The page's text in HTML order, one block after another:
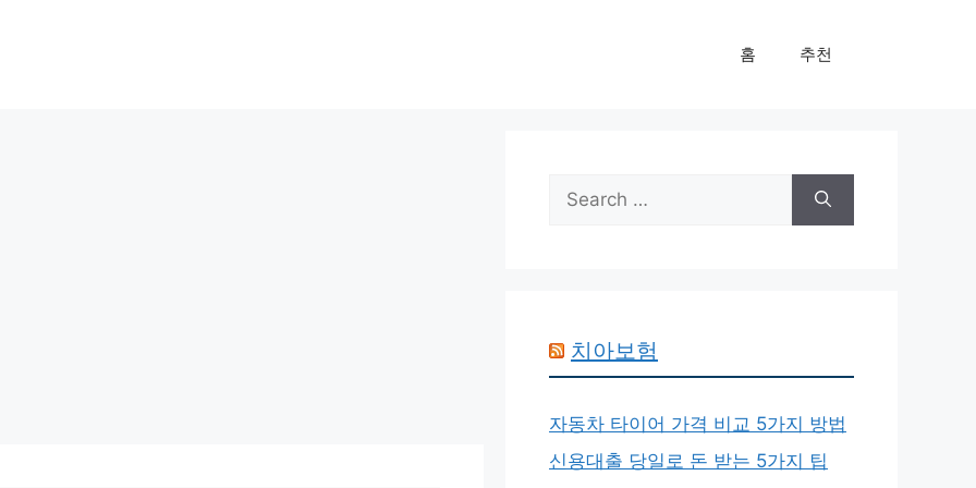
홈 추천
Search
for:
치아보험
자동차 타이어 가격 비교 5가지 방법
신용대출 당일로 돈 받는 5가지 팁